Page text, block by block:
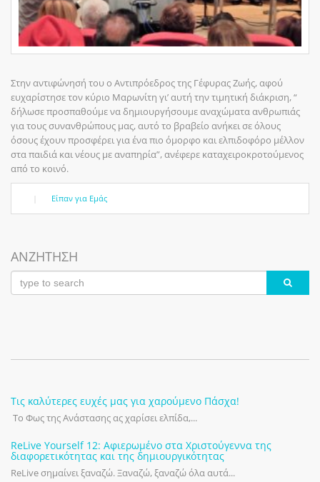
Στην αντιφώνησή του ο Αντιπρόεδρος της Γέφυρας Ζωής, αφού
ευχαρίστησε τον κύριο Μαρωνίτη γι’ αυτή την τιμητική διάκριση, “
δήλωσε προσπαθούμε να δημιουργήσουμε αναχώματα ανθρωπιάς
για τους συνανθρώπους μας, αυτό το βραβείο ανήκει σε όλους
όσους έχουν προσφέρει για ένα πιο όμορφο και ελπιδοφόρο μέλλον
στα παιδιά και νέους με αναπηρία”, ανέφερε καταχειροκροτούμενος
από το κοινό.
Είπαν για Εμάς
ΑΝΖΗΤΗΣΗ
Τις καλύτερες ευχές μας για χαρούμενο Πάσχα!
Το Φως της Ανάστασης ας χαρίσει ελπίδα,...
ReLive Yourself 12: Αφιερωμένο στα Χριστούγεννα της
διαφορετικότητας και της δημιουργικότητας
ReLive σημαίνει ξαναζώ. Ξαναζώ, ξαναζώ όλα αυτά...